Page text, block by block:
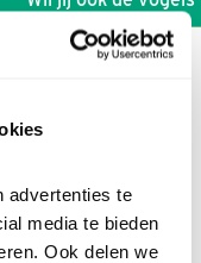
advertenties te
media te bieden
Ook delen we